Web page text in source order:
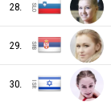
FRA
GER
28.
29.
30.